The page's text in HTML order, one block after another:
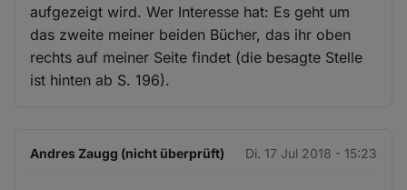
aufgezeigt wird. Wer Interesse hat: Es geht um
das zweite meiner beiden Bücher, das ihr oben
rechts auf meiner Seite findet (die besagte Stelle
ist hinten ab S. 196).
Andres Zaugg (nicht überprüft) Di. 17 Jul 2018 - 15:23